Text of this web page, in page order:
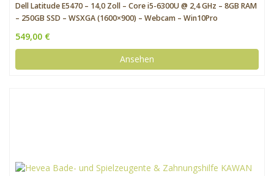
Dell Latitude E5470 – 14,0 Zoll – Core i5-6300U @ 2,4 GHz – 8GB RAM
– 250GB SSD – WSXGA (1600×900) – Webcam – Win10Pro
549,00 €
Ansehen